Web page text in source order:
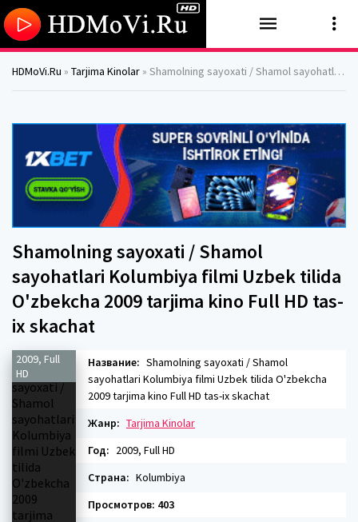
HDMoVi.Ru » Tarjima Kinolar » Shamolning sayoxati / Shamol sayohatlari Kolumbiya filmi Uzbek tilida O'zbekcha 2009 tarjima kino Full HD tas-ix skachat
Shamolning sayoxati / Shamol
sayohatlari Kolumbiya filmi Uzbek tilida
O'zbekcha 2009 tarjima kino Full HD tas-
ix skachat
2009, Full
HD
Название: Shamolning sayoxati / Shamol
sayohatlari Kolumbiya filmi Uzbek tilida O'zbekcha
2009 tarjima kino Full HD tas-ix skachat
Жанр: Tarjima Kinolar
Год: 2009, Full HD
Страна: Kolumbiya
Просмотров: 403